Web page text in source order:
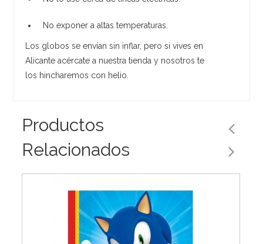
No exponer a altas temperaturas.
Los globos se envían sin inflar, pero si vives en
Alicante acércate a nuestra tienda y nosotros te
los hincharemos con helio.
Productos
Relacionados